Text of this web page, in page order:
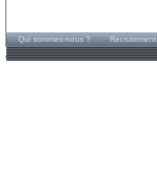
Qui sommes-nous ? Recrutement